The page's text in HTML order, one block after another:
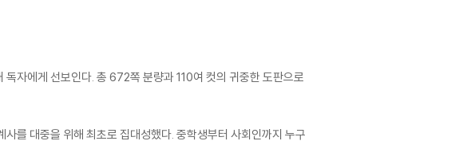
독자에게 선보인다. 총 672쪽 분량과 110여 컷의 귀중한 도판으로
를 대중을 위해 최초로 집대성했다. 중학생부터 사회인까지 누구